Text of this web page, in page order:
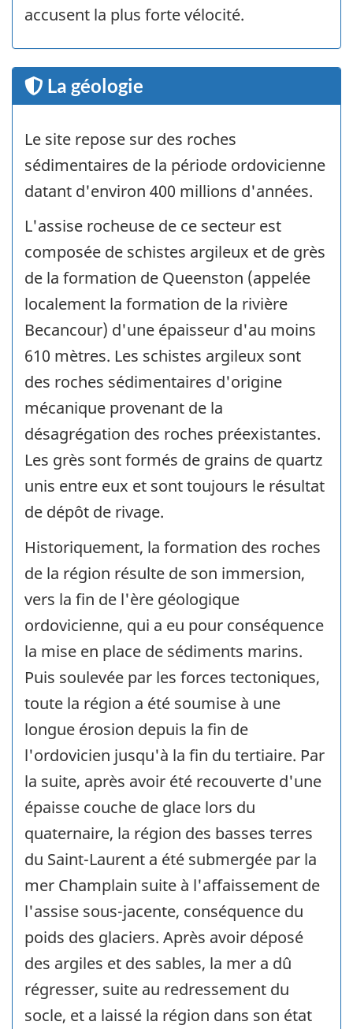
accusent la plus forte vélocité.
La géologie
Le site repose sur des roches
sédimentaires de la période ordovicienne
datant d'environ 400 millions d'années.
L'assise rocheuse de ce secteur est
composée de schistes argileux et de grès
de la formation de Queenston (appelée
localement la formation de la rivière
Becancour) d'une épaisseur d'au moins
610 mètres. Les schistes argileux sont
des roches sédimentaires d'origine
mécanique provenant de la
désagrégation des roches préexistantes.
Les grès sont formés de grains de quartz
unis entre eux et sont toujours le résultat
de dépôt de rivage.
Historiquement, la formation des roches
de la région résulte de son immersion,
vers la fin de l'ère géologique
ordovicienne, qui a eu pour conséquence
la mise en place de sédiments marins.
Puis soulevée par les forces tectoniques,
toute la région a été soumise à une
longue érosion depuis la fin de
l'ordovicien jusqu'à la fin du tertiaire. Par
la suite, après avoir été recouverte d'une
épaisse couche de glace lors du
quaternaire, la région des basses terres
du Saint-Laurent a été submergée par la
mer Champlain suite à l'affaissement de
l'assise sous-jacente, conséquence du
poids des glaciers. Après avoir déposé
des argiles et des sables, la mer a dû
régresser, suite au redressement du
socle, et a laissé la région dans son état